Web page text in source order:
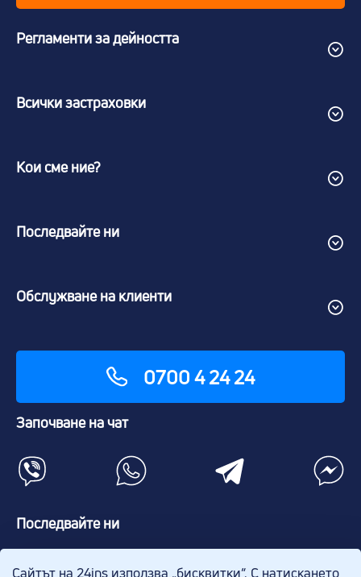
Регламенти за дейността
Всички застраховки
Кои сме ние?
Последвайте ни
Обслужване на клиенти
0700 4 24 24
Започване на чат
Последвайте ни
Сайтът на 24ins използва „бисквитки“. С натискането